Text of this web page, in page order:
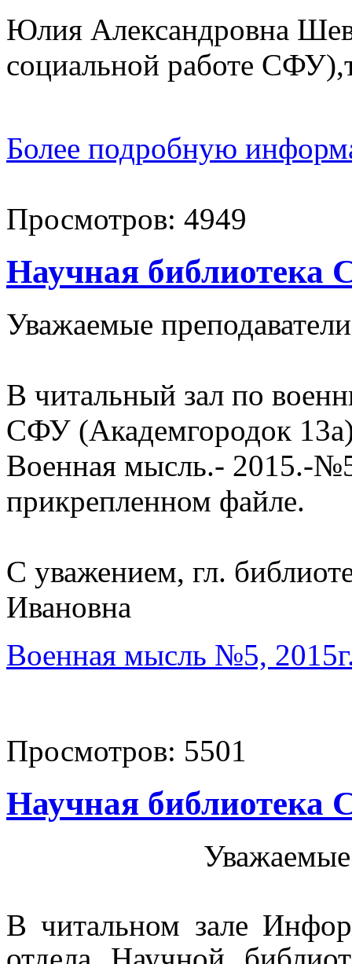
Юлия Александровна
социальной работе
Более подробную
Просмотров: 4949
Научная
Уважаемые
В читальный зал по
СФУ (Академгородок 13а
Военная мысль.- 2015.-
прикрепленном файле.
С уважением, гл.
Ивановна
Военная мысль №5,
Просмотров: 5501
Научная
В читальном зале